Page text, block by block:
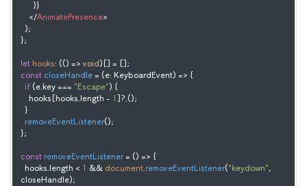
</AnimatePresence>
};
let hooks: (() => void
const closeHandle = (e: KeyboardEvent) => {
if (e.key === "Escape") {
    hooks[hooks.
length -
]?.();
removeEventListener();
};
const removeEventListener = () => {
  hooks.
length < && document.removeEventListener("keydown",
closeHandle);